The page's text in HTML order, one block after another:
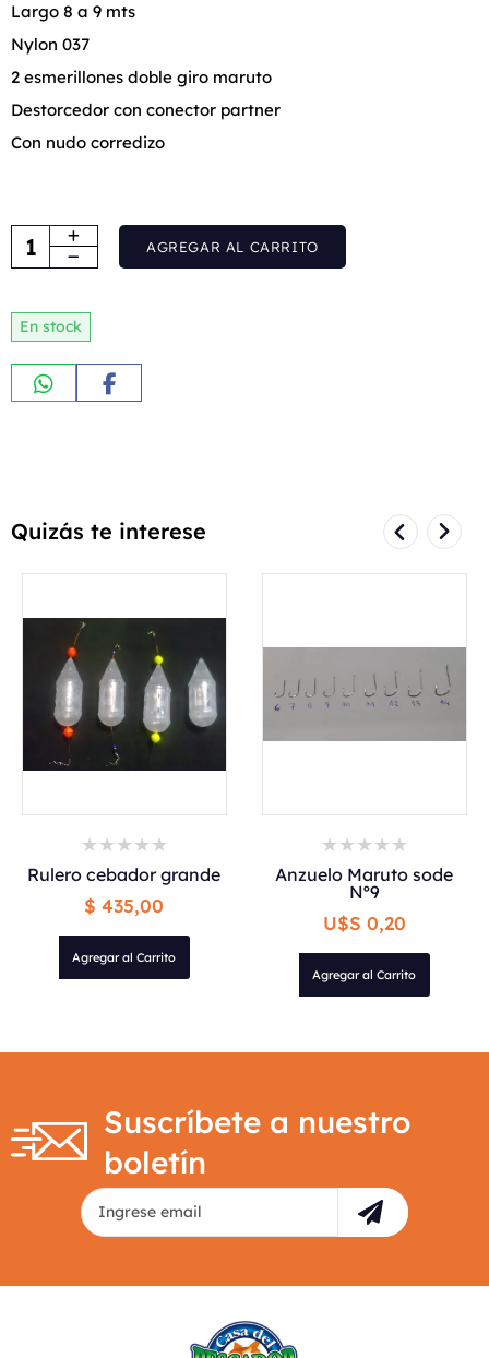
Largo 8 a 9 mts
Nylon 037
2 esmerillones doble giro maruto
Destorcedor con conector partner
Con nudo corredizo
AGREGAR AL CARRITO
En stock
Quizás te interese
Rulero cebador grande
$ 435,00
Agregar al Carrito
Anzuelo Maruto sode
Nº9
U$S 0,20
Agregar al Carrito
Suscríbete a nuestro
boletín